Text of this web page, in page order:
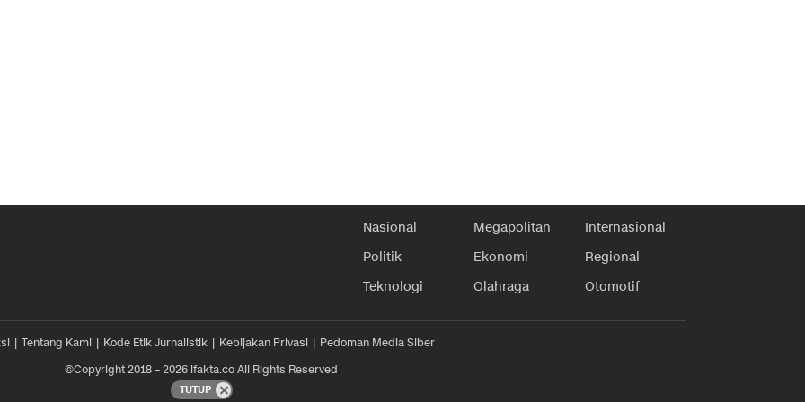
Nasional Megapolitan
Internasional
Politik
Ekonomi
Regional
Teknologi
Olahraga Otomotif
Tentang Kami Kode Etik Jurnalistik Kebijakan Privasi
Pedoman Media Siber
©Copyright 2018 – 2026 ifakta.co All Rights Reserved
TUTUP